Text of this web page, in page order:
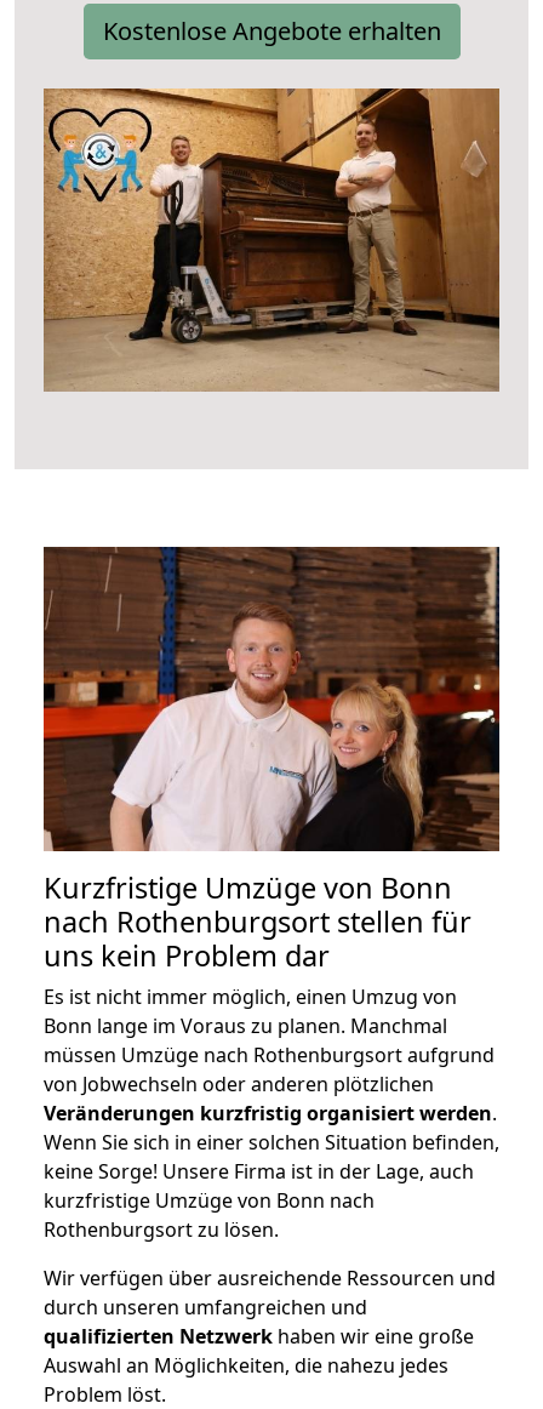
Kostenlose Angebote erhalten
Kurzfristige Umzüge von Bonn
nach Rothenburgsort stellen für
uns kein Problem dar
Es ist nicht immer möglich, einen Umzug von
Bonn lange im Voraus zu planen. Manchmal
müssen Umzüge nach Rothenburgsort aufgrund
von Jobwechseln oder anderen plötzlichen
Veränderungen kurzfristig organisiert werden.
Wenn Sie sich in einer solchen Situation befinden,
keine Sorge! Unsere Firma ist in der Lage, auch
kurzfristige Umzüge von Bonn nach
Rothenburgsort zu lösen.
Wir verfügen über ausreichende Ressourcen und
durch unseren umfangreichen und
qualifizierten Netzwerk haben wir eine große
Auswahl an Möglichkeiten, die nahezu jedes
Problem löst.